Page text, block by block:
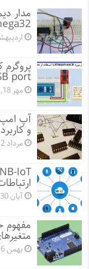
اردیبهشت
port
مهر 18, 1399
آپ امپ
و
مرداد 12, 1397
آبان 30, 1400
مفهوم
بهمن 6, 1396